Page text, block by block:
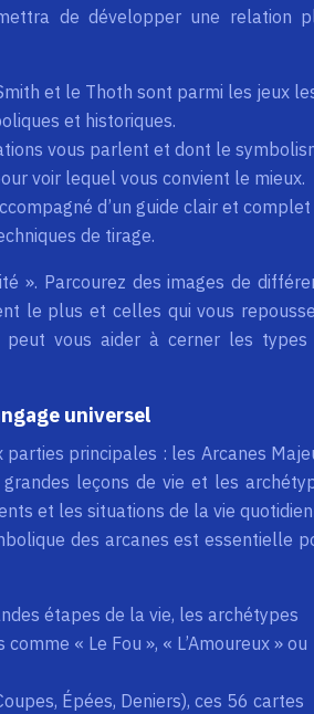
de développer une relation
et le Thoth sont parmi les jeux
et historiques.
vous parlent et dont le
voir lequel vous convient le mieux.
d’un guide clair et complet
de tirage.
». Parcourez des images de
le plus et celles qui vous
peut vous aider à cerner les types
universel
principales : les Arcanes
leçons de vie et les
et les situations de la vie
des arcanes est essentielle
étapes de la vie, les archétypes
« Le Fou », « L’Amoureux » ou
Épées, Deniers), ces 56 cartes